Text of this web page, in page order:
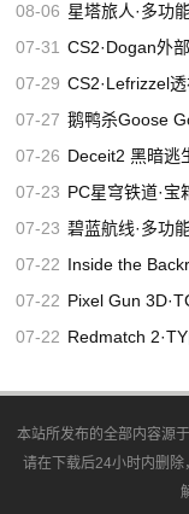
08-06 星塔旅人·多功
07-31 CS2·Dogan外
07-29 CS2·Lefrizzel
07-27 鹅鸭杀Goose
07-26 Deceit2 黑暗逃
07-23 PC星穹铁道·
07-23 碧蓝航线·多功
07-22 Inside the
07-22 Pixel Gun
07-22 Redmatch
本站所发布的全部内容源
请在下载后24小时内删